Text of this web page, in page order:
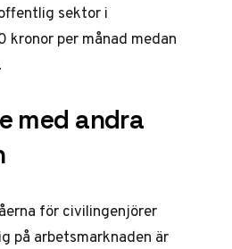
sektor i
per månad medan
med andra
för civilingenjörer
på arbetsmarknaden är